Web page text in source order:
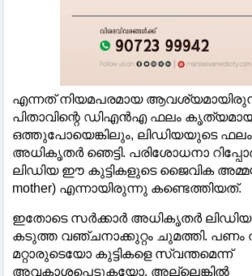
എന്നത് നിയമപരമായ
പിതാവിന്റെ ഡിഎൻഎ ഫലം
ഒത്തുപോയെങ്കിലും, ലിഡിയയുടെ
അധികൃതർ ഞെട്ടി. പരിശോധനാ
ലിഡിയ ഈ കുട്ടികളുടെ ജൈവിക
mother) എന്നായിരുന്നു കണ്ടെത്തിയത്.
ഇതോടെ സർക്കാർ അധികൃതർ
കടുത്ത വഞ്ചനാക്കുറ്റം ചുമത്തി. പണം
മറ്റാരുടെയോ കുട്ടികളെ സ്വന്തമെന്ന്
അവകാശപ്പെടുകയോ, അല്ലെങ്കില്‍